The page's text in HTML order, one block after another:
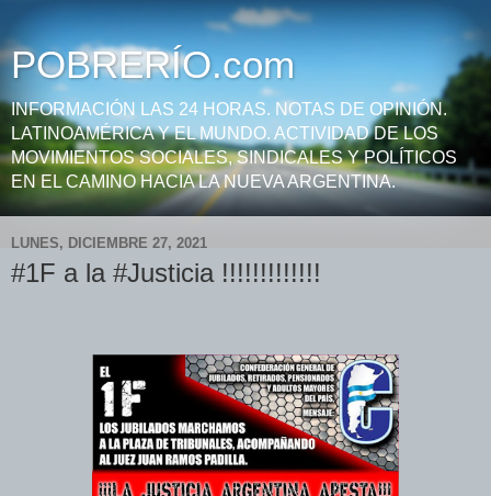
POBRERÍO.com
INFORMACIÓN LAS 24 HORAS. NOTAS DE OPINIÓN.
LATINOAMÉRICA Y EL MUNDO. ACTIVIDAD DE LOS
MOVIMIENTOS SOCIALES, SINDICALES Y POLÍTICOS
EN EL CAMINO HACIA LA NUEVA ARGENTINA.
LUNES, DICIEMBRE 27, 2021
#1F a la #Justicia !!!!!!!!!!!!!